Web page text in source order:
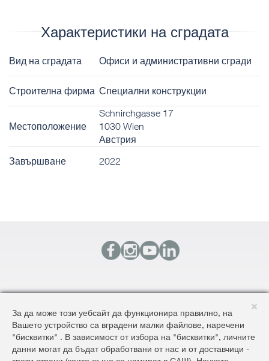
Характеристики на сградата
Вид на сградата Офиси и административни сгради
Строителна фирма Специални конструкции
Местоположение
Schnirchgasse 17
1030 Wien
Австрия
Завършване
2022
КАРТА НА САЙТА
ОБЩИ УСЛОВИЯ ЗА ДОСТАВКА И ПРОДАЖБА
ОБЩИ УСЛОВИЯ НА САЙТА И ЗАЩИТА НА ЛИЧНИТЕ ДАННИ
За да може този уебсайт да функционира правилно, на
Вашето устройство са вградени малки файлове, наречени
"бисквитки" . В зависимост от избора на "бисквитки", личните
данни могат да бъдат обработвани от нас и от доставчици -